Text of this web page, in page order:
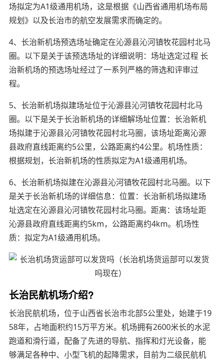
场拟定为A1级通用机场，这是根据《山西省通用机场布局
规划》以及长治市的航空发展需求而确定的。
4、长治新机场预选场址确定在沁源县沁河镇牧花园村北马
圈。以下是关于该预选场址的详细说明：场址选定过程 长
治新机场的预选场址经过了一系列严格的筛选和评审过
程。
5、长治新机场拟建场址位于沁源县沁河镇牧花园村北马
圈。以下是关于长治新机场的详细解场址位置：长治新机
场拟建于沁源县沁河镇牧花园村北马圈，该场址距离沁源
县政府直线距离约5公里，公路距离约4公里。机场性质：
根据规划，长治新机场的性质拟定为A1级通用机场。
6、长治新机场拟建在沁源县沁河镇牧花园村北马圈。以下
是关于长治新机场的详细信息：位置：长治新机场拟建场
址选定在沁源县沁河镇牧花园村北马圈。距离：该场址距
沁源县政府直线距离约5km，公路距离约4km。机场性
质：拟定为A1级通用机场。
长治民航机场介绍?
长治民航机场，位于山西省长治市北部5公里处，始建于19
58年，占地面积约15万平方米。机场拥有2600米长的水泥
跑道和滑行道，配备了先进的导航、指挥和灯光设备，能
够满足各种中、小型飞机的起降需求，目前为二级民航机